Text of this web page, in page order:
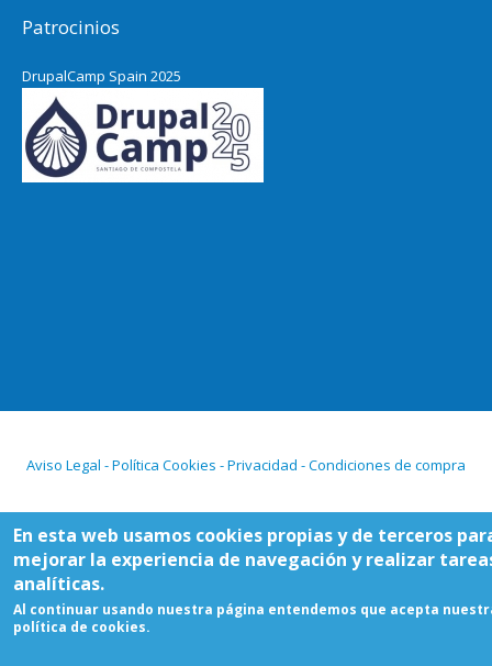
Patrocinios
DrupalCamp Spain 2025
Aviso Legal - Política Cookies - Privacidad - Condiciones de compra
En esta web usamos cookies propias y de terceros
mejorar la experiencia de navegación y realizar
analíticas.
Al continuar usando nuestra página entendemos que acepta
política de cookies.